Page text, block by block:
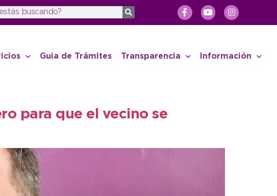
Guia de Trámites Transparencia Información
para que el vecino se